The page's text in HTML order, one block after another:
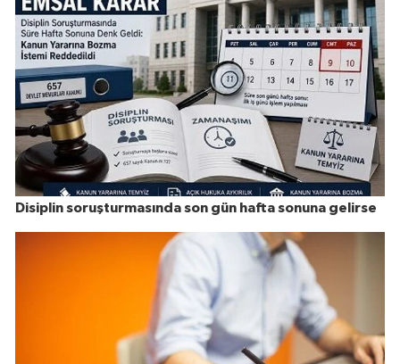
Disiplin soruşturmasında son gün hafta sonuna gelirse